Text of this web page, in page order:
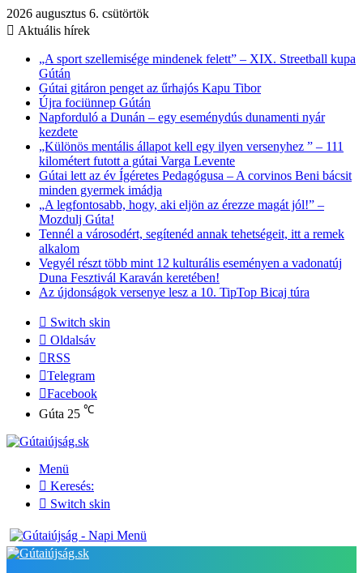
2026 augusztus 6. csütörtök
Aktuális hírek
„A sport szellemisége mindenek felett” – XIX. Streetball kupa
Gútán
Gútai gitáron penget az űrhajós Kapu Tibor
Újra fociünnep Gútán
Napforduló a Dunán – egy eseménydús dunamenti nyár
kezdete
„Különös mentális állapot kell egy ilyen versenyhez ” – 111
kilométert futott a gútai Varga Levente
Gútai lett az év Ígéretes Pedagógusa – A corvinos Beni bácsit
minden gyermek imádja
„A legfontosabb, hogy, aki eljön az érezze magát jól!” –
Mozdulj Gúta!
Tennél a városodért, segítenéd annak tehetségeit, itt a remek
alkalom
Vegyél részt több mint 12 kulturális eseményen a vadonatúj
Duna Fesztivál Karaván keretében!
Az újdonságok versenye lesz a 10. TipTop Bicaj túra
Switch skin
Oldalsáv
RSS
Telegram
Facebook
Gúta 25 ℃
Menü
Keresés:
Switch skin